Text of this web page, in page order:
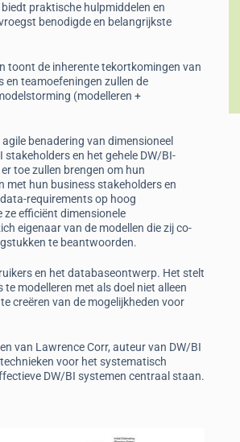
praktische hulpmiddelen en
benodigde en belangrijkste
toont de inherente tekortkomingen van
en teamoefeningen zullen de
(modelleren +
benadering van dimensioneel
en het gehele DW/BI-
toe zullen brengen om hun
hun business stakeholders en
requirements op hoog
efficiënt dimensionele
eigenaar van de modellen die zij co-
te beantwoorden.
en het databaseontwerp. Het stelt
modelleren met als doel niet alleen
creëren van de mogelijkheden voor
van Lawrence Corr, auteur van DW/BI
voor het systematisch
DW/BI systemen centraal staan.